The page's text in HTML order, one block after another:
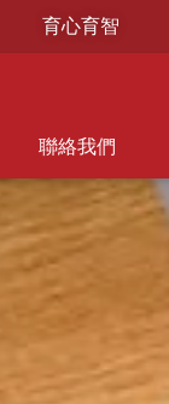
育心育智
聯絡我們